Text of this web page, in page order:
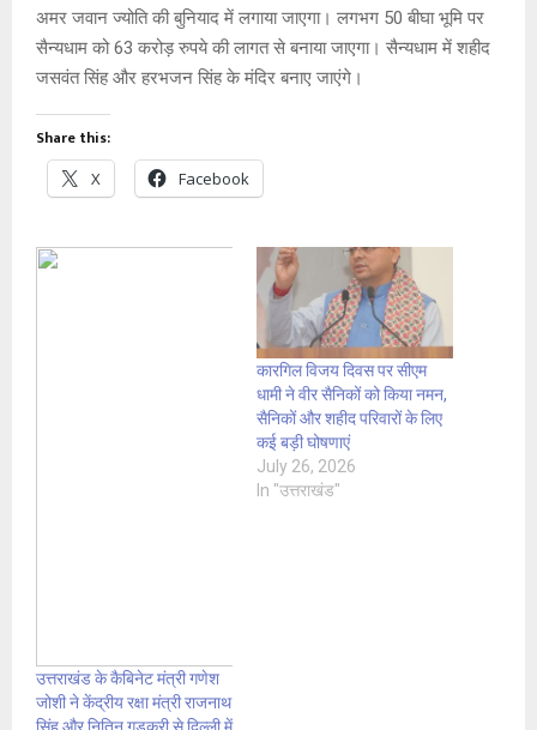
अमर जवान ज्योति की बुनियाद में लगाया जाएगा। लगभग 50 बीघा भूमि पर
सैन्यधाम को 63 करोड़ रुपये की लागत से बनाया जाएगा। सैन्यधाम में शहीद
जसवंत सिंह और हरभजन सिंह के मंदिर बनाए जाएंगे।
Share this:
X Facebook
उत्तराखंड के कैबिनेट मंत्री गणेश
जोशी ने केंद्रीय रक्षा मंत्री राजनाथ
सिंह और नितिन गडकरी से दिल्ली में
कारगिल विजय दिवस पर सीएम
धामी ने वीर सैनिकों को किया नमन,
सैनिकों और शहीद परिवारों के लिए
कई बड़ी घोषणाएं
July 26, 2026
In "उत्तराखंड"